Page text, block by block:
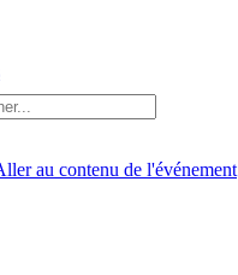
au contenu de l'événement